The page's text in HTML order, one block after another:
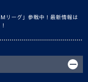
リーグ」参戦中！最新情報は